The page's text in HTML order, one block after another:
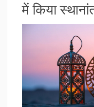
में किया